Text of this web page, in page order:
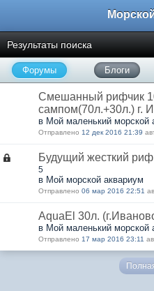
Результаты поиска
Форумы Блоги
Смешанный рифчик
сампом(70л.+30л.) г.
в Мой маленький морской
Отправлено 12 дек 2016 21:39
Будущий жесткий
5
в Мой морской аквариум
Отправлено 06 мар 2016 22:51
AquaEl 30л.
в Мой маленький морской
Отправлено 17 мар 2016 23:11